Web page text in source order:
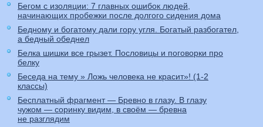
Бегом с изоляции: 7 главных ошибок людей,
начинающих пробежки после долгого сидения дома
Бедному и богатому дали гору угля. Богатый разбогател,
а бедный обеднел
Белка шишки все грызет. Пословицы и поговорки про
белку
Беседа на тему » Ложь человека не красит»! (1-2
классы)
Бесплатный фрагмент — Бревно в глазу. В глазу
чужом — соринку видим, в своём — бревна
не разглядим